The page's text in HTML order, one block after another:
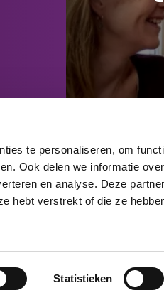
te personaliseren, om
Ook delen we informatie
en analyse. Deze
hebt verstrekt of die ze
Statistieken